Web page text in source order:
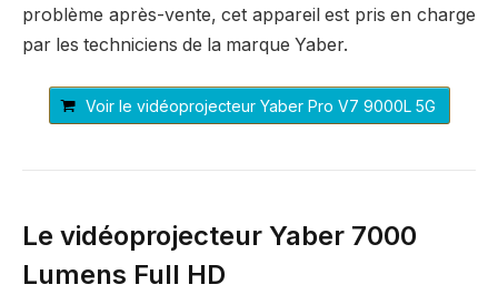
problème après-vente, cet appareil est pris en charge
par les techniciens de la marque Yaber.
Voir le vidéoprojecteur Yaber Pro V7 9000L 5G
Le vidéoprojecteur Yaber 7000
Lumens Full HD